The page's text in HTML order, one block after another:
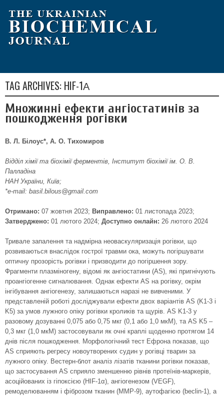
TAG ARCHIVES: HIF-1Α
Множинні ефекти ангіостатинів за
пошкодження рогівки
В. Л. Білоус*, A. O. Тихомиров
Відділ хімії та біохімії ферментів, Інститут біохімії ім. О. В.
Палладіна
НАН України, Київ;
*e-mail: basil.bilous@gmail.com
Отримано: 07 жовтня 2023; Виправлено: 01 листопада 2023;
Затверджено: 01 лютого 2024; Доступно онлайн: 26 лютого 2024
Тривале запалення та надмірна неоваскуляризація рогівки, що
розвиваються внаслідок гострої травми ока, можуть погіршувати
оптичну прозорість рогівки і призводити до погіршення зору.
Фрагменти плазміногену, відомі як ангіо­статини (AS), які пригнічують
проангіогенне сигналювання. Однак ефекти АS на рогівку, окрім
інгібування ангіогенезу, залишаються наразі не вивченими. У
представленій роботі досліджували ефекти двох варіантів AS (K1-3 і
K5) за умов лужного опіку рогівки кроликів та щурів. AS K1-3 у
разовому дозуванні 0,075 або 0,75 мкг (0,1 або 1,0 мкМ), та AS K5 –
0,3 мкг (1,0 мкM) застосовували як очні краплі щоденно протягом 14
днів після пошкодження. Морфологічний тест Ефрона показав, що
AS сприяють регресу новоутворених судин у рогівці тварин за
лужного опіку. Вестерн-блот аналіз лізатів тканини рогівки показав,
що застосування AS сприяло зменшенню рівнів протеїнів-маркерів,
асоційованих із гіпоксією (HIF-1α), ангіогенезом (VEGF),
ремоделюванням і фіброзом тканин (MMP-9), аутофагією (beclin-1), а